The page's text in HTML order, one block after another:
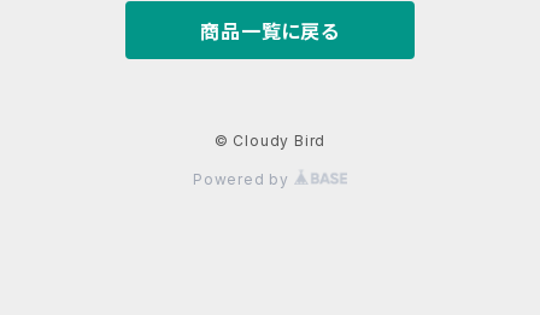
商品一覧に戻る
© Cloudy Bird
Powered by